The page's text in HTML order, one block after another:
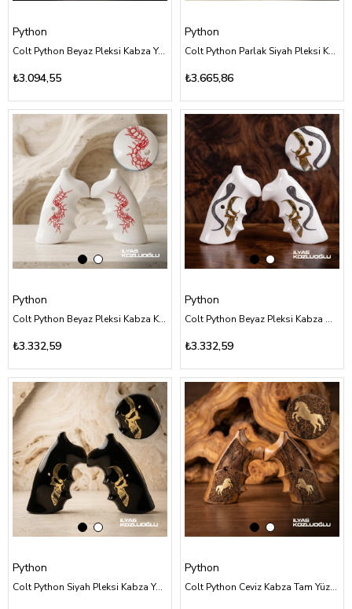
Python
Colt Python Beyaz Pleksi Kabza Yüzey İşlemesiz Özel Tasarım Desenli
₺3.094,55
Python
Colt Python Parlak Siyah Pleksi Kabza Yüzey İşlemesiz Sarı Pirinç Aslan ve Pençe Logolu
₺3.665,86
Python
Colt Python Beyaz Pleksi Kabza Kırmızı Mineli Kırkayak Tasarımlı
₺3.332,59
Python
Colt Python Beyaz Pleksi Kabza Özel Tasarım Kobra Desenli ve Sarı Pirinç Kuru Kafalı
₺3.332,59
Python
Colt Python Siyah Pleksi Kabza Yüzey Desensiz Özel Tasarım Sarı Pirinç Kuru Kafa Logolu
Python
Colt Python Ceviz Kabza Tam Yüzey Özel Tasarım Desenli Sarı Pirinç At Logolu